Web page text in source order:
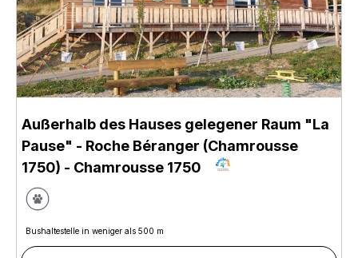
Außerhalb des Hauses gelegener Raum "La
Pause" - Roche Béranger (Chamrousse
1750) - Chamrousse 1750
Bushaltestelle in weniger als 500 m